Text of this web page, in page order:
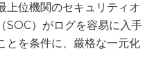
上位機関のセキュリティオ
SOC）がログを容易に入手
とを条件に、厳格な一元化